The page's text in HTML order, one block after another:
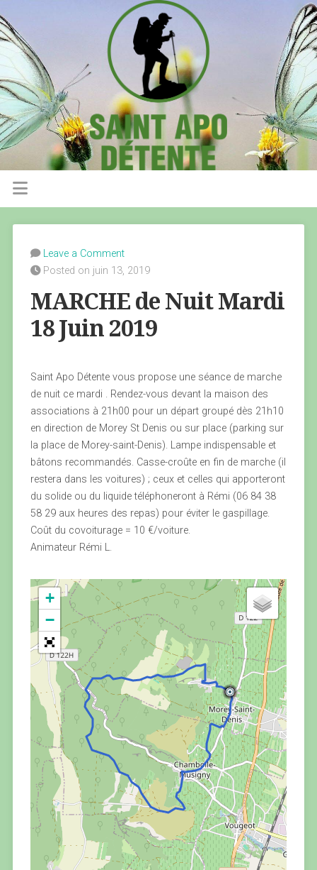
Leave a Comment
Posted on juin 13, 2019
MARCHE de Nuit Mardi
18 Juin 2019
Saint Apo Détente vous propose une séance de marche
de nuit ce mardi . Rendez-vous devant la maison des
associations à 21h00 pour un départ groupé dès 21h10
en direction de Morey St Denis ou sur place (parking sur
la place de Morey-saint-Denis). Lampe indispensable et
bâtons recommandés. Casse-croûte en fin de marche (il
restera dans les voitures) ; ceux et celles qui apporteront
du solide ou du liquide téléphoneront à Rémi (06 84 38
58 29 aux heures des repas) pour éviter le gaspillage.
Coût du covoiturage = 10 €/voiture.
Animateur Rémi L.
+
−